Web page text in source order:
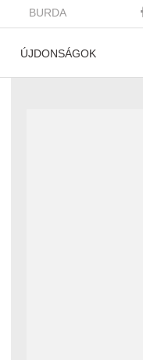
BURDA
ÚJDONSÁGOK